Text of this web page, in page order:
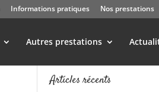
Informations pratiques Nos prestations
Autres prestations
Articles récents